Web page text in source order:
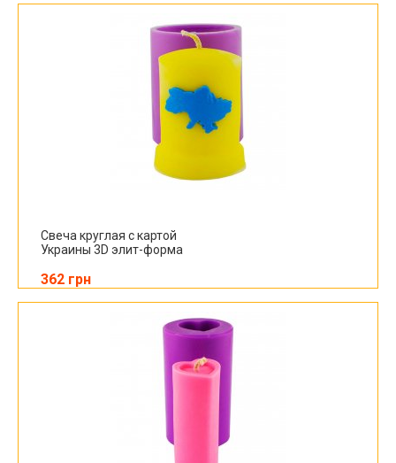
Свеча круглая с картой
Украины 3D элит-форма
362 грн